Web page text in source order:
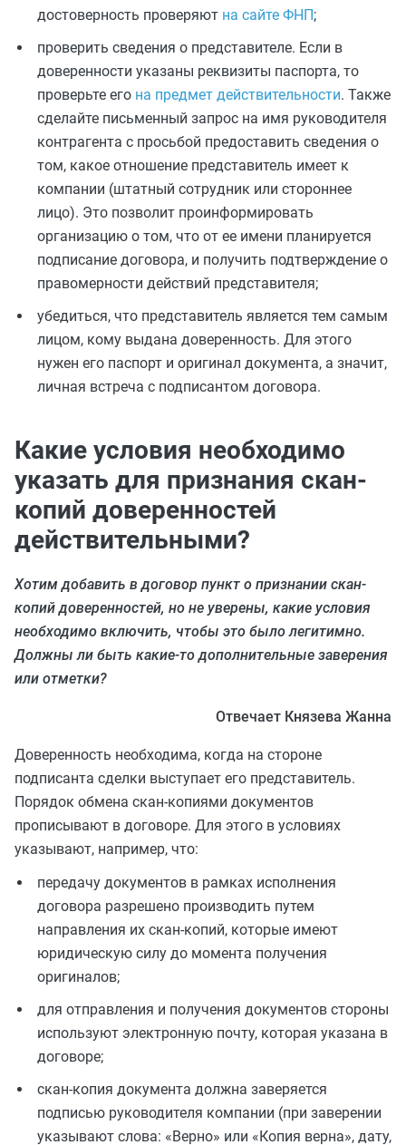
достоверность проверяют на сайте ФНП;
проверить сведения о представителе. Если в
доверенности указаны реквизиты паспорта, то
проверьте его на предмет действительности. Также
сделайте письменный запрос на имя руководителя
контрагента с просьбой предоставить сведения о
том, какое отношение представитель имеет к
компании (штатный сотрудник или стороннее
лицо). Это позволит проинформировать
организацию о том, что от ее имени планируется
подписание договора, и получить подтверждение о
правомерности действий представителя;
убедиться, что представитель является тем самым
лицом, кому выдана доверенность. Для этого
нужен его паспорт и оригинал документа, а значит,
личная встреча с подписантом договора.
Какие условия необходимо
указать для признания скан-
копий доверенностей
действительными?
Хотим добавить в договор пункт о признании скан-
копий доверенностей, но не уверены, какие условия
необходимо включить, чтобы это было легитимно.
Должны ли быть какие-то дополнительные заверения
или отметки?
Отвечает Князева Жанна
Доверенность необходима, когда на стороне
подписанта сделки выступает его представитель.
Порядок обмена скан-копиями документов
прописывают в договоре. Для этого в условиях
указывают, например, что:
передачу документов в рамках исполнения
договора разрешено производить путем
направления их скан-копий, которые имеют
юридическую силу до момента получения
оригиналов;
для отправления и получения документов стороны
используют электронную почту, которая указана в
договоре;
скан-копия документа должна заверяется
подписью руководителя компании (при заверении
указывают слова: «Верно» или «Копия верна», дату,